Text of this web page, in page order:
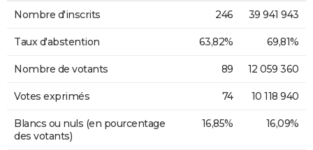
Nombre d'inscrits 246 39 941 943
Taux d'abstention 63,82% 69,81%
Nombre de votants 89 12 059 360
Votes exprimés 74 10 118 940
Blancs ou nuls (en pourcentage
des votants)
16,85% 16,09%